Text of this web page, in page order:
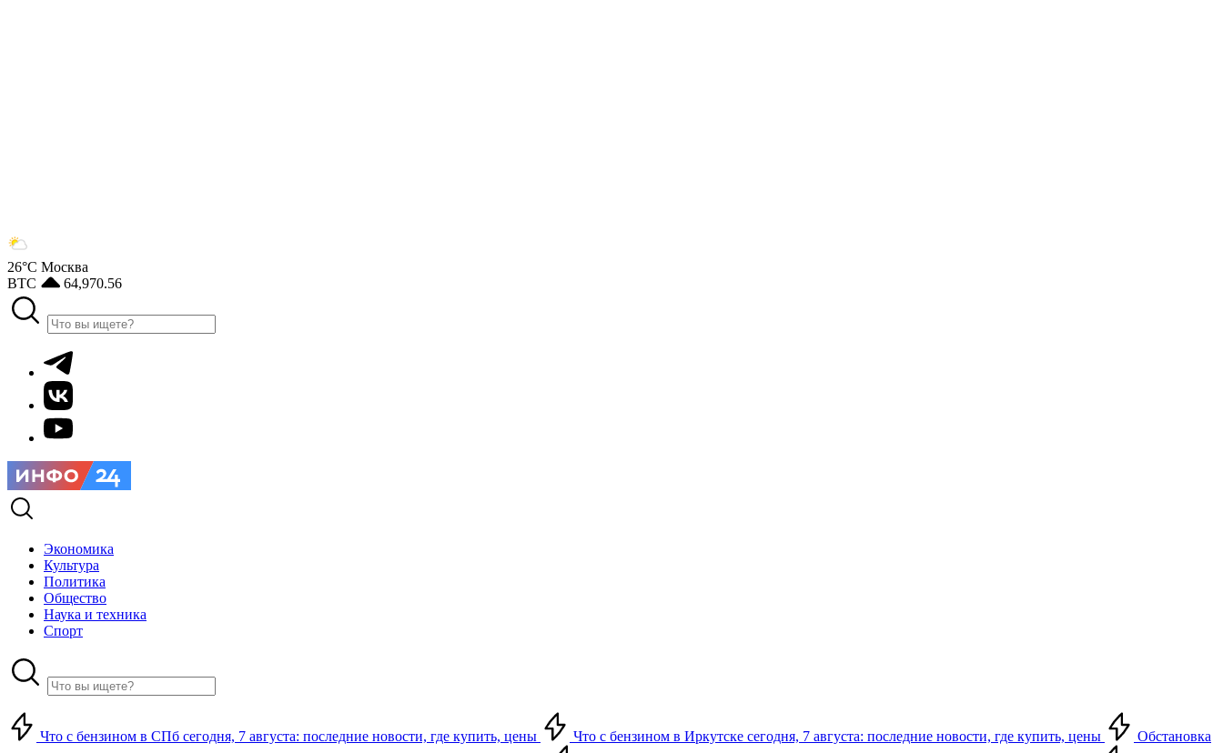
26°С Москва
BTC
64,970.56
Экономика
Культура
Политика
Общество
Наука и техника
Спорт
Что с бензином в СПб сегодня, 7 августа: последние новости, где купить, цены Что с бензином в Иркутске сегодня, 7 августа: последние новости, где купить, цены Обстановка